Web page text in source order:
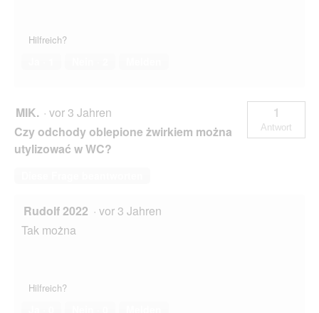
Hilfreich?
MIK. · vor 3 Jahren
Czy odchody oblepione żwirkiem można
utylizować w WC?
1
Antwort
Rudolf 2022 · vor 3 Jahren
Tak można
Hilfreich?